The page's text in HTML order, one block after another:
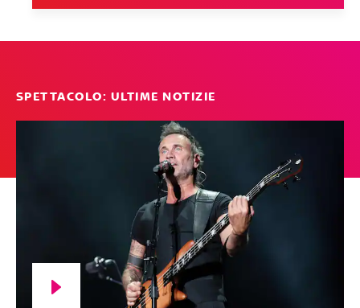
SPETTACOLO: ULTIME NOTIZIE